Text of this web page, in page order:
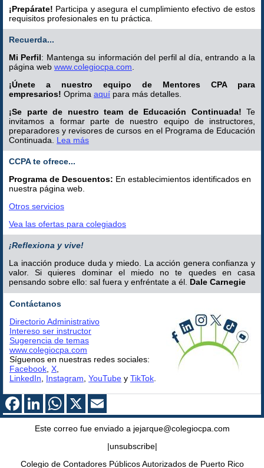
¡Prepárate! Participa y asegura el cumplimiento efectivo de estos
requisitos profesionales en tu práctica.
Recuerda...
Mi Perfil: Mantenga su información del perfil al día, entrando a la
página web www.colegiocpa.com
¡Únete a nuestro equipo de Mentores CPA para
empresarios! Oprima aquí para más detalles.
¡Se parte de nuestro team de Educación Continuada! Te
invitamos a formar parte de nuestro equipo de instructores,
preparadores y revisores de cursos en el Programa de Educación
Continuada. Lea más
CCPA te ofrece...
Programa de Descuentos: En establecimientos identificados en
nuestra página web.
Otros servicios
Vea las ofertas para colegiados
¡Reflexiona y vive!
La inacción produce duda y miedo. La acción genera confianza y
valor. Si quieres dominar el miedo no te quedes en casa
pensando sobre ello: sal fuera y enfréntate a él. Dale Carnegie
Contáctanos
Directorio Administrativo
Intereso ser instructor
Sugerencia de temas
www.colegiocpa.com
Síguenos en nuestras redes sociales:
Facebook X
LinkedIn
Instagram YouTube y TikTok
Este correo fue enviado a jejarque@colegiocpa.com
|unsubscribe|
Colegio de Contadores Públicos Autorizados de Puerto Rico